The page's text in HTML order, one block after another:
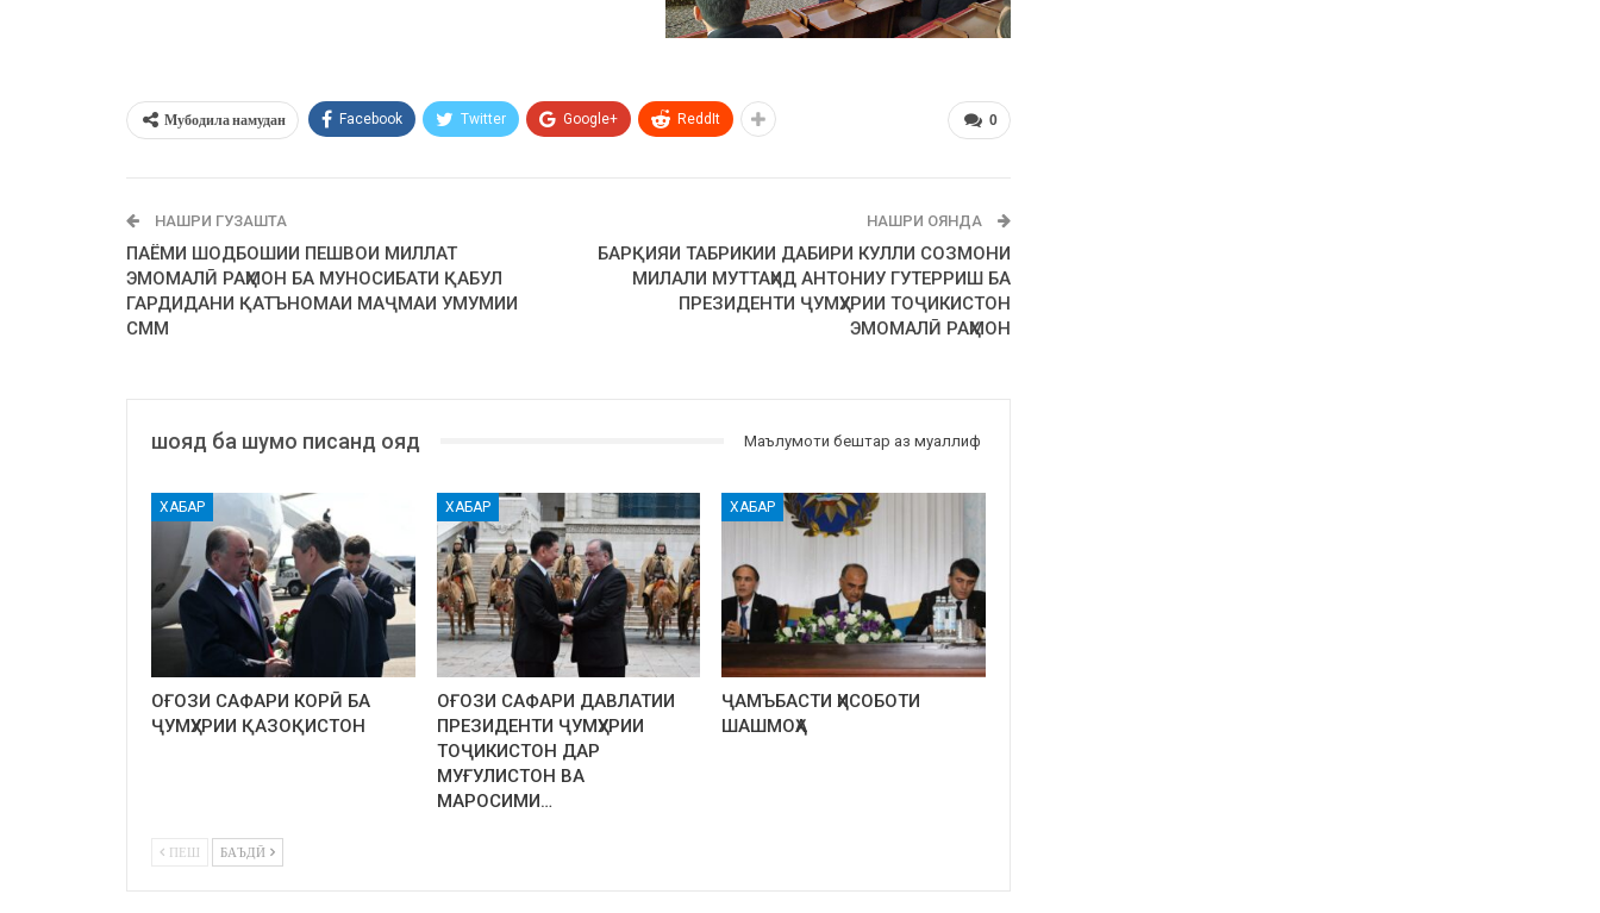
0
Мубодила намудан Facebook Twitter Google+ ReddIt
НАШРИ ГУЗАШТА
ПАЁМИ ШОДБОШИИ ПЕШВОИ МИЛЛАТ
ЭМОМАЛӢ РАҲМОН БА МУНОСИБАТИ ҚАБУЛ
ГАРДИДАНИ ҚАТЪНОМАИ МАҶМАИ УМУМИИ
СММ
НАШРИ ОЯНДА
БАРҚИЯИ ТАБРИКИИ ДАБИРИ КУЛЛИ СОЗМОНИ
МИЛАЛИ МУТТАҲИД АНТОНИУ ГУТЕРРИШ БА
ПРЕЗИДЕНТИ ҶУМҲУРИИ ТОҶИКИСТОН
ЭМОМАЛӢ РАҲМОН
шояд ба шумо писанд ояд Маълумоти бештар аз муаллиф
ХАБАР
ОҒОЗИ САФАРИ КОРӢ БА
ҶУМҲУРИИ ҚАЗОҚИСТОН
ХАБАР
ОҒОЗИ САФАРИ ДАВЛАТИИ
ПРЕЗИДЕНТИ ҶУМҲУРИИ
ТОҶИКИСТОН ДАР
МУҒУЛИСТОН ВА
МАРОСИМИ…
ХАБАР
ҶАМЪБАСТИ ҲИСОБОТИ
ШАШМОҲА
ПЕШ БАЪДӢ